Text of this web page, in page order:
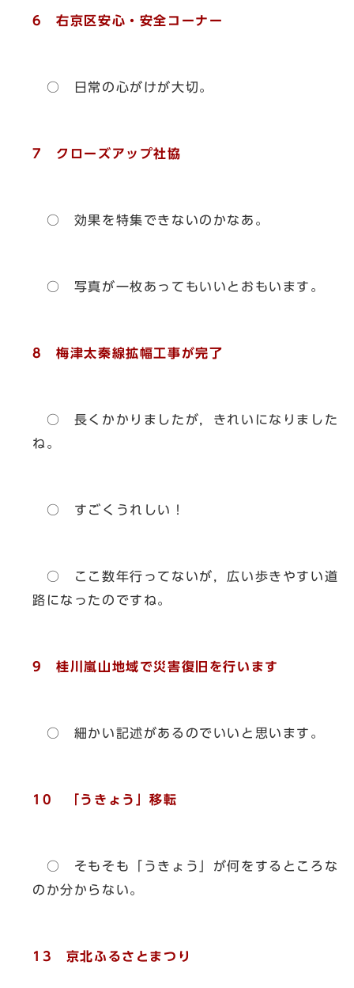
6 右京区安心・安全コーナー
○ 日常の心がけが大切。
7 クローズアップ社協
○ 効果を特集できないのかなあ。
○ 写真が一枚あってもいいとおもいます。
8 梅津太秦線拡幅工事が完了
○ 長くかかりましたが，きれいになりました
ね。
○ すごくうれしい！
○ ここ数年行ってないが，広い歩きやすい道
路になったのですね。
9 桂川嵐山地域で災害復旧を行います
○ 細かい記述があるのでいいと思います。
10 「うきょう」移転
○ そもそも「うきょう」が何をするところな
のか分からない。
13 京北ふるさとまつり